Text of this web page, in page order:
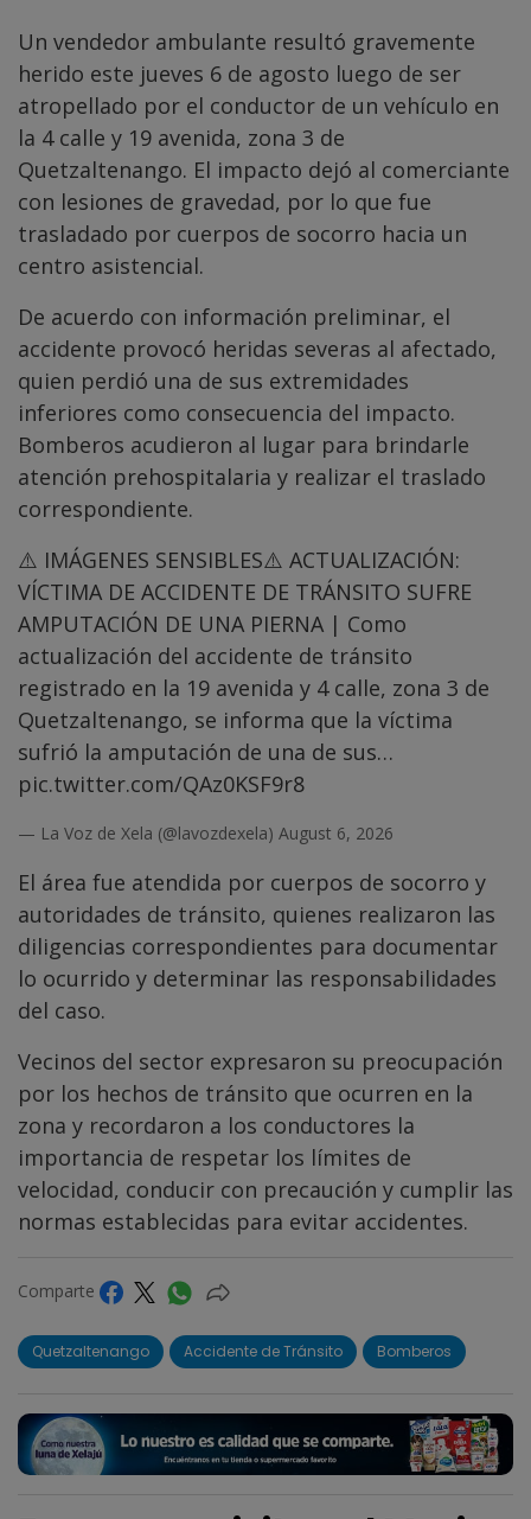
Un vendedor ambulante resultó gravemente
herido este jueves 6 de agosto luego de ser
atropellado por el conductor de un vehículo en
la 4 calle y 19 avenida, zona 3 de
Quetzaltenango. El impacto dejó al comerciante
con lesiones de gravedad, por lo que fue
trasladado por cuerpos de socorro hacia un
centro asistencial.
De acuerdo con información preliminar, el
accidente provocó heridas severas al afectado,
quien perdió una de sus extremidades
inferiores como consecuencia del impacto.
Bomberos acudieron al lugar para brindarle
atención prehospitalaria y realizar el traslado
correspondiente.
⚠️ IMÁGENES SENSIBLES⚠️ ACTUALIZACIÓN:
VÍCTIMA DE ACCIDENTE DE TRÁNSITO SUFRE
AMPUTACIÓN DE UNA PIERNA | Como
actualización del accidente de tránsito
registrado en la 19 avenida y 4 calle, zona 3 de
Quetzaltenango, se informa que la víctima
sufrió la amputación de una de sus…
pic.twitter.com/QAz0KSF9r8
— La Voz de Xela (@lavozdexela) August 6, 2026
El área fue atendida por cuerpos de socorro y
autoridades de tránsito, quienes realizaron las
diligencias correspondientes para documentar
lo ocurrido y determinar las responsabilidades
del caso.
Vecinos del sector expresaron su preocupación
por los hechos de tránsito que ocurren en la
zona y recordaron a los conductores la
importancia de respetar los límites de
velocidad, conducir con precaución y cumplir las
normas establecidas para evitar accidentes.
Comparte
Quetzaltenango Accidente de Tránsito Bomberos